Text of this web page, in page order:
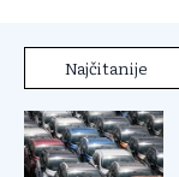
Najčitanije